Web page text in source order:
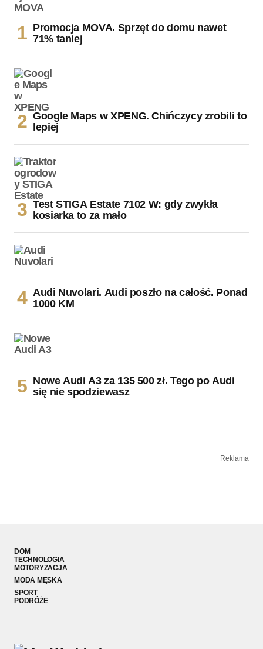
Promocja MOVA. Sprzęt do domu nawet
71% taniej
Google Maps w XPENG. Chińczycy zrobili to
lepiej
Test STIGA Estate 7102 W: gdy zwykła
kosiarka to za mało
Audi Nuvolari. Audi poszło na całość. Ponad
1000 KM
Nowe Audi A3 za 135 500 zł. Tego po Audi
się nie spodziewasz
Reklama
DOM
TECHNOLOGIA
MOTORYZACJA
MODA MĘSKA
SPORT
PODRÓŻE